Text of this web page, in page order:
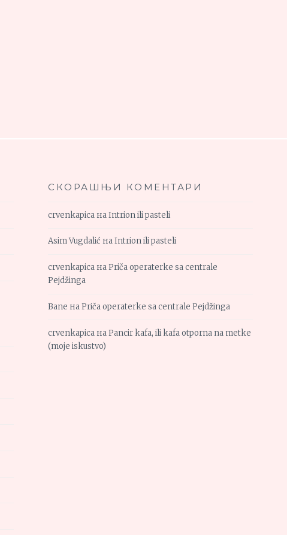
СКОРАШЊИ КОМЕНТАРИ
crvenkapica наIntrion ili pasteli
Asim Vugdalić наIntrion ili pasteli
crvenkapica наPriča operaterke sa centrale
Pejdžinga
Bane наPriča operaterke sa centrale Pejdžinga
crvenkapica наPancir kafa, ili kafa otporna na metke
(moje iskustvo)